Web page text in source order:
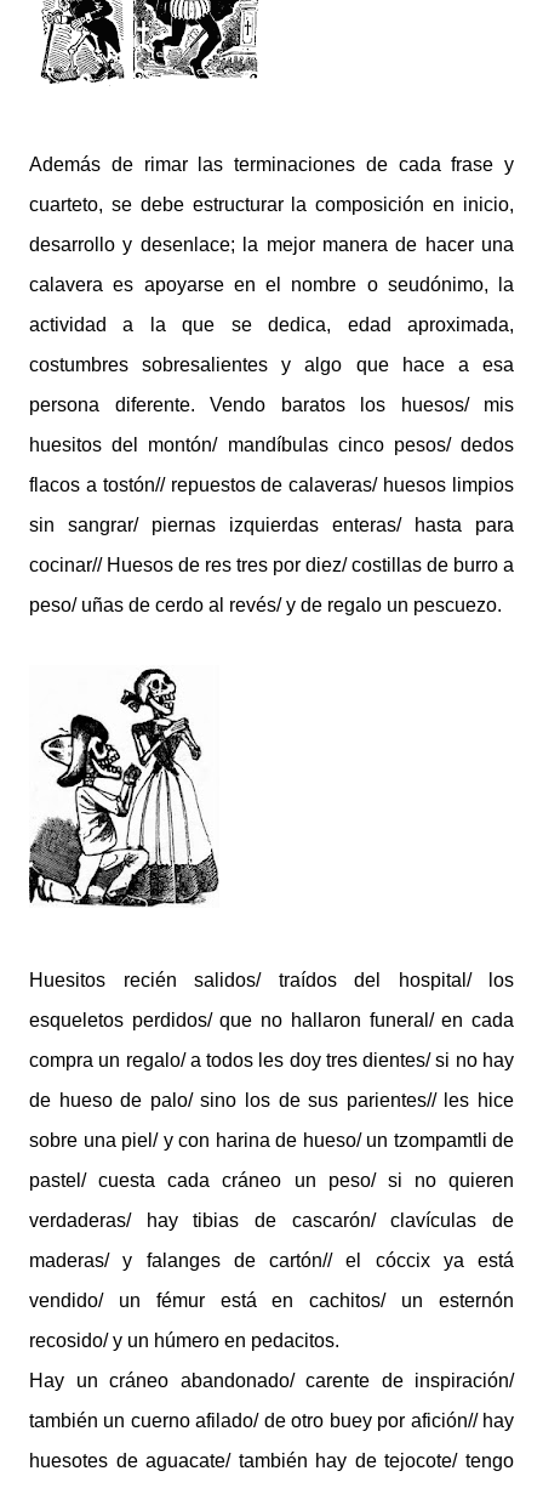
Además de rimar las terminaciones de cada frase y
cuarteto, se debe estructurar la composición en inicio,
desarrollo y desenlace; la mejor manera de hacer una
calavera es apoyarse en el nombre o seudónimo, la
actividad a la que se dedica, edad aproximada,
costumbres sobresalientes y algo que hace a esa
persona diferente. Vendo baratos los huesos/ mis
huesitos del montón/ mandíbulas cinco pesos/ dedos
flacos a tostón// repuestos de calaveras/ huesos limpios
sin sangrar/ piernas izquierdas enteras/ hasta para
cocinar// Huesos de res tres por diez/ costillas de burro a
peso/ uñas de cerdo al revés/ y de regalo un pescuezo.
Huesitos recién salidos/ traídos del hospital/ los
esqueletos perdidos/ que no hallaron funeral/ en cada
compra un regalo/ a todos les doy tres dientes/ si no hay
de hueso de palo/ sino los de sus parientes// les hice
sobre una piel/ y con harina de hueso/ un tzompamtli de
pastel/ cuesta cada cráneo un peso/ si no quieren
verdaderas/ hay tibias de cascarón/ clavículas de
maderas/ y falanges de cartón// el cóccix ya está
vendido/ un fémur está en cachitos/ un esternón
recosido/ y un húmero en pedacitos.
Hay un cráneo abandonado/ carente de inspiración/
también un cuerno afilado/ de otro buey por afición// hay
huesotes de aguacate/ también hay de tejocote/ tengo